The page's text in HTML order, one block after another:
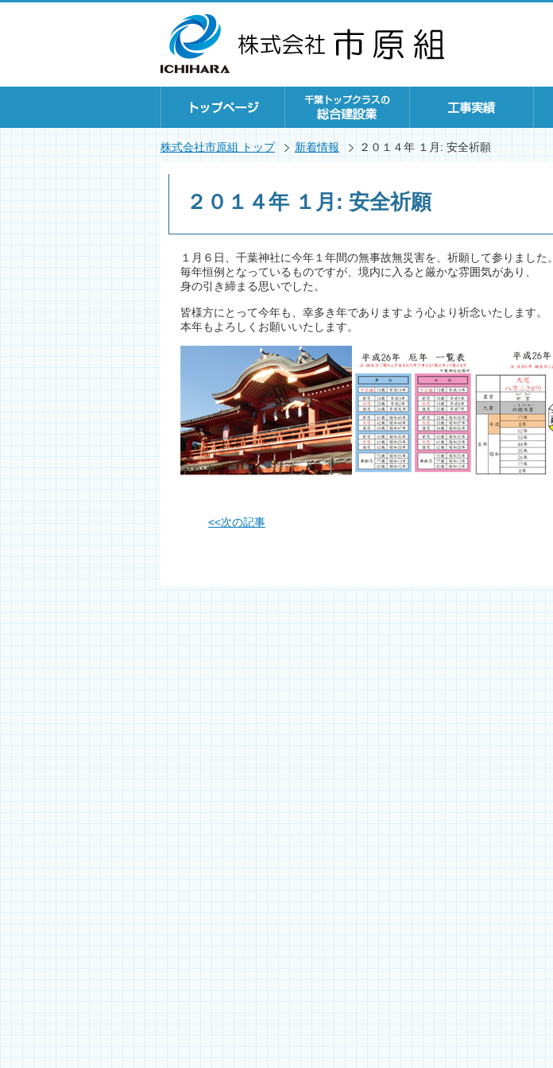
株式会社市原組 トップ 新着情報 ２０１４年 １月: 安全祈願
２０１４年 １月: 安全祈願
１月６日、千葉神社に今年１年間の無事故無災害を、祈願して参りました。
毎年恒例となっているものですが、境内に入ると厳かな雰囲気があり、
身の引き締まる思いでした。
皆様方にとって今年も、幸多き年でありますよう心より祈念いたします。
本年もよろしくお願いいたします。
<<次の記事